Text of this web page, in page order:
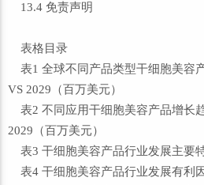
13.4 免责声明
表格目录
表1 全球不同产品类型干细胞美容
VS 2029（百万美元）
表2 不同应用干细胞美容产品增长
2029（百万美元）
表3 干细胞美容产品行业发展主要
表4 干细胞美容产品行业发展有利